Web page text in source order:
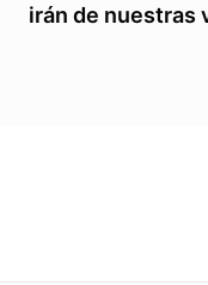
irán de nuestras